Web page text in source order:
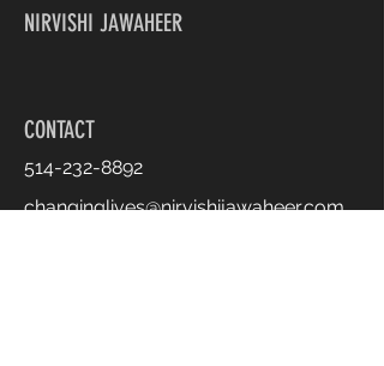
NIRVISHI JAWAHEER
CONTACT
514-232-8892
changinglives@nirvishijawaheer.com